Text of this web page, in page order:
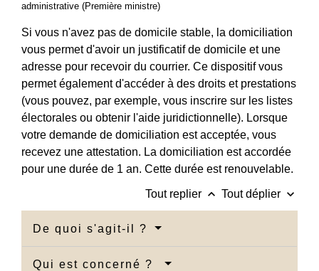
administrative (Première ministre)
Si vous n'avez pas de domicile stable, la domiciliation
vous permet d'avoir un justificatif de domicile et une
adresse pour recevoir du courrier. Ce dispositif vous
permet également d'accéder à des droits et prestations
(vous pouvez, par exemple, vous inscrire sur les listes
électorales ou obtenir l'aide juridictionnelle). Lorsque
votre demande de domiciliation est acceptée, vous
recevez une attestation. La domiciliation est accordée
pour une durée de 1 an. Cette durée est renouvelable.
Tout replier keyboard_arrow_up Tout déplier keyboard_arrow_down
De quoi s'agit-il ?
Qui est concerné ?